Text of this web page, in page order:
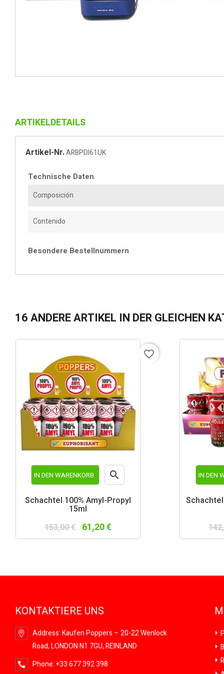
ARTIKELDETAILS
Artikel-Nr.ARBPDI61UK
Technische Daten
Composición
Contenido
Besondere Bestellnummern
16 ANDERE ARTIKEL IN DER GLEICHEN
IN DEN WARENKORB 
Schachtel 100% Amyl-Propyl
15ml
153,00 €
61,20 €
favorite_border
IN DEN
KONTAKTIERE UNS
Address:Kaufen Poppers – 20-22 Wenlock
Road, LONDON N1 7GU, REINLAND
Phone:+33 677 392 398